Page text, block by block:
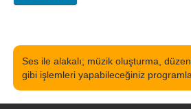
Ses ile alakalı; müzik oluşturma,
gibi işlemleri yapabileceğiniz